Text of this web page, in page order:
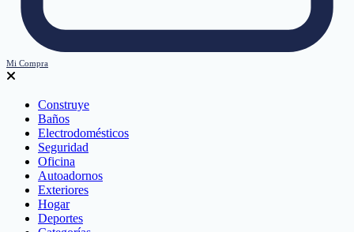
Mi Compra
Construye
Baños
Electrodomésticos
Seguridad
Oficina
Autoadornos
Exteriores
Hogar
Deportes